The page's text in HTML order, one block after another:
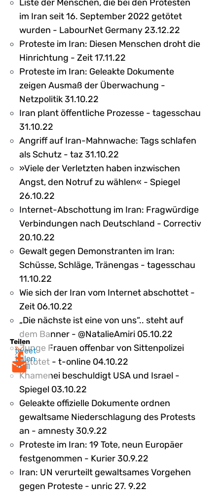
Teilen
tweet
teilen
mail
Liste der Menschen, die bei den Protesten
im Iran seit 16. September 2022 getötet
wurden - LabourNet Germany 23.12.22
Proteste im Iran: Diesen Menschen droht die
Hinrichtung - Zeit 17.11.22
Proteste im Iran: Geleakte Dokumente
zeigen Ausmaß der Überwachung -
Netzpolitik 31.10.22
Iran plant öffentliche Prozesse - tagesschau
31.10.22
Angriff auf Iran-Mahnwache: Tags schlafen
als Schutz - taz 31.10.22
»Viele der Verletzten haben inzwischen
Angst, den Notruf zu wählen« - Spiegel
26.10.22
Internet-Abschottung im Iran: Fragwürdige
Verbindungen nach Deutschland - Correctiv
20.10.22
Gewalt gegen Demonstranten im Iran:
Schüsse, Schläge, Tränengas - tagesschau
11.10.22
Wie sich der Iran vom Internet abschottet -
Zeit 06.10.22
„Die nächste ist eine von uns“.. steht auf
dem Banner - @NatalieAmiri 05.10.22
Junge Frauen offenbar von Sittenpolizei
getötet - t-online 04.10.22
Khamenei beschuldigt USA und Israel -
Spiegel 03.10.22
Geleakte offizielle Dokumente ordnen
gewaltsame Niederschlagung des Protests
an - amnesty 30.9.22
Proteste im Iran: 19 Tote, neun Europäer
festgenommen - Kurier 30.9.22
Iran: UN verurteilt gewaltsames Vorgehen
gegen Proteste - unric 27. 9.22